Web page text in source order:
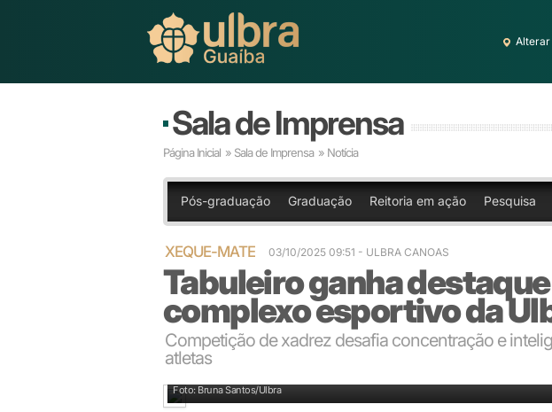
Alterar
Sala de Imprensa
Página Inicial » Sala de Imprensa » Notícia
Pós-graduação Graduação Reitoria em ação Pesquisa
XEQUE-MATE 03/10/2025 09:51 - ULBRA CANOAS
Tabuleiro ganha
complexo esportivo da
Competição de xadrez desafia concentração e
atletas
Foto: Bruna Santos/Ulbra